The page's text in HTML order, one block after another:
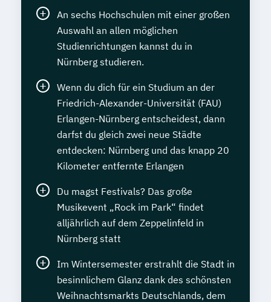
An sechs Hochschulen mit einer großen
Auswahl an allen möglichen
Studienrichtungen kannst du in
Nürnberg studieren.
Wenn du dich für ein Studium an der
Friedrich-Alexander-Universität (FAU)
Erlangen-Nürnberg entscheidest, dann
darfst du gleich zwei neue Städte
entdecken: Nürnberg und das knapp 20
Kilometer entfernte Erlangen
Du magst Festivals? Das große
Musikevent „Rock im Park“ findet
alljährlich auf dem Zeppelinfeld in
Nürnberg statt
Im Wintersemester erstrahlt die Stadt in
besinnlichem Glanz dank des schönsten
Weihnachtsmarkts Deutschlands, dem